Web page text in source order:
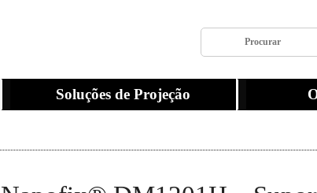
Soluções de Projeção